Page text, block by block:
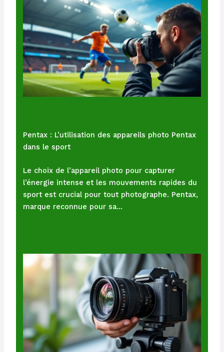
Pentax : L’utilisation des appareils photo Pentax
dans le sport
Le choix de l’appareil photo pour capturer
l’énergie intense et les mouvements rapides du
sport est crucial pour tout photographe. Pentax,
marque reconnue pour sa…